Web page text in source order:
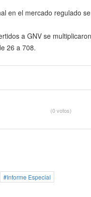
en el mercado regulado
a GNV se
26 a 708.
(0 votos)
Informe Especial